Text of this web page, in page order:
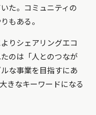
た。コミュニティの
もある。
りシェアリングエコ
のは「人とのつなが
な事業を目指すにあ
きなキーワードになる